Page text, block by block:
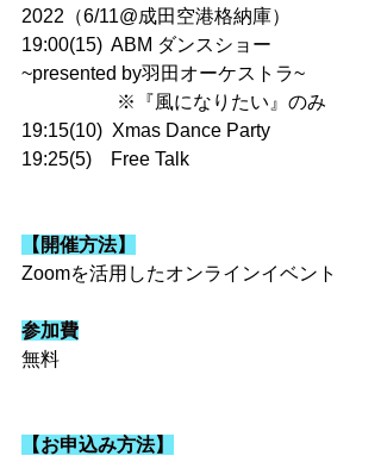
2022（6/11@成田空港格納庫）
19:00(15)  ABM ダンスショー
~presented by羽田オーケストラ~
※『風になりたい』のみ
19:15(10)  Xmas Dance Party
19:25(5)    Free Talk
【開催方法】
Zoomを活用したオンラインイベント
参加費
無料
【お申込み方法】